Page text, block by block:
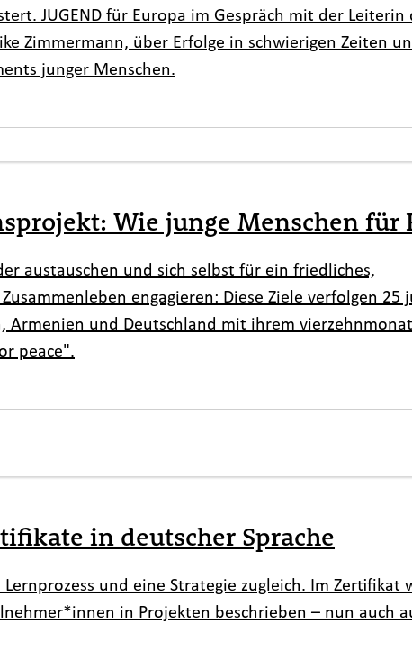
JUGEND für Europa im Gespräch mit der Leiterin
Zimmermann, über Erfolge in schwierigen Zeiten
junger Menschen.
Wie junge Menschen
austauschen und sich selbst für ein friedliches,
engagieren: Diese Ziele verfolgen 25
Armenien und Deutschland mit ihrem
peace".
in deutscher Sprache
und eine Strategie zugleich. Im Zertifikat
in Projekten beschrieben – nun auch